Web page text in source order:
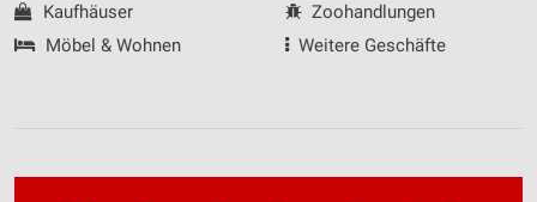
Kaufhäuser
Möbel & Wohnen
Zoohandlungen
Weitere Geschäfte